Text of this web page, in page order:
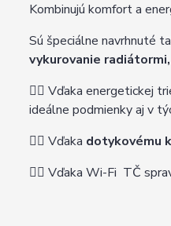
Kombinujú komfort a
Sú špeciálne navrhnuté
vykurovanie
👉🏽 Vďaka energetickej
ideálne podmienky aj v
👉🏽 Vďaka dotykovému
👉🏽 Vďaka Wi-Fi TČ